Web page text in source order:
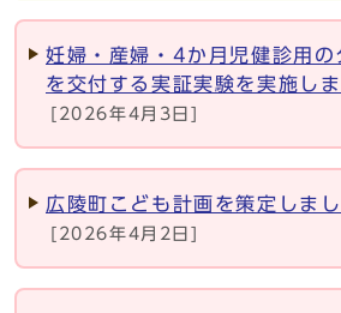
妊婦・産婦・4か月児健診用の
を交付する実証実験を実施し
[2026年4月3日]
広陵町こども計画を策定しま
[2026年4月2日]